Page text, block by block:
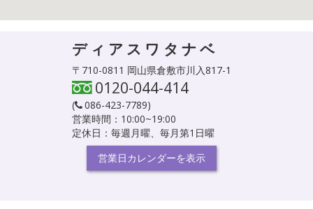
ディアスワタナベ
〒710-0811 岡山県倉敷市川入817-1
0120-044-414
( 086-423-7789)
営業時間：10:00~19:00
定休日：毎週月曜、毎月第1日曜
営業日カレンダーを表示